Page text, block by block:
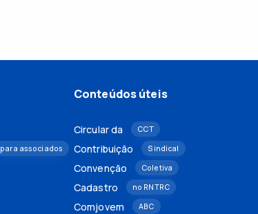
para associados
Conteúdos úteis
Circular da CCT
Contribuição Sindical
Convenção Coletiva
Cadastro no RNTRC
Comjovem ABC